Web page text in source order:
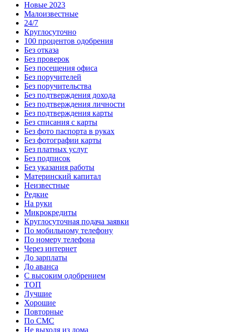
Новые 2023
Малоизвестные
24/7
Круглосуточно
100 процентов одобрения
Без отказа
Без проверок
Без посещения офиса
Без поручителей
Без поручительства
Без подтверждения дохода
Без подтверждения личности
Без подтверждения карты
Без списания с карты
Без фото паспорта в руках
Без фотографии карты
Без платных услуг
Без подписок
Без указания работы
Материнский капитал
Неизвестные
Редкие
На руки
Микрокредиты
Круглосуточная подача заявки
По мобильному телефону
По номеру телефона
Через интернет
До зарплаты
До аванса
С высоким одобрением
ТОП
Лучшие
Хорошие
Повторные
По СМС
Не выходя из дома